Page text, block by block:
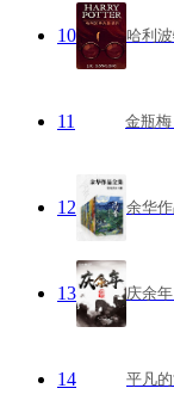
10 哈利
11 金瓶梅
12 余华
13 庆余年
14 平凡的